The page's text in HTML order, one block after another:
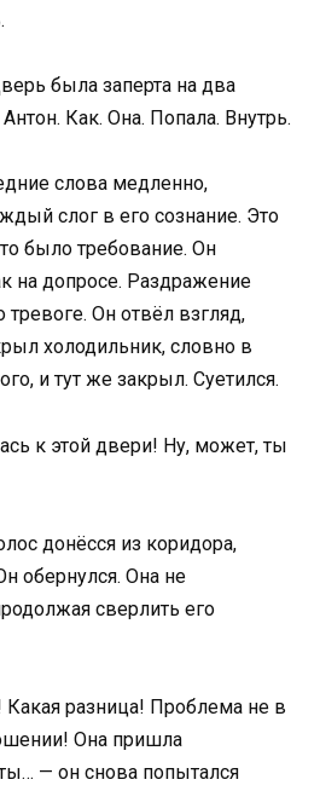
была заперта на два
Как. Она. Попала. Внутрь.
слова медленно,
слог в его сознание. Это
было требование. Он
на допросе. Раздражение
тревоге. Он отвёл взгляд,
холодильник, словно в
и тут же закрыл. Суетился.
к этой двери! Ну, может, ты
донёсся из коридора,
обернулся. Она не
сверлить его
разница! Проблема не в
Она пришла
ты… — он снова попытался